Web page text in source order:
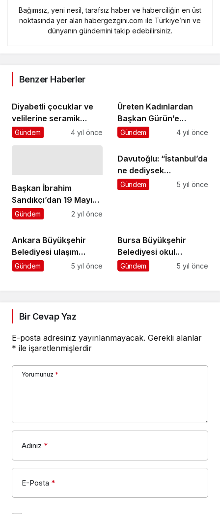
Bağımsız, yeni nesil, tarafsız haber ve haberciliğin en üst
noktasında yer alan habergezgini.com ile Türkiye’nin ve
dünyanın gündemini takip edebilirsiniz.
Benzer Haberler
Diyabetli çocuklar ve
velilerine seramik
atölyesi ile kutlama
Gündem 4 yıl önce
Üreten Kadınlardan
Başkan Gürün’e
Ziyaret
Gündem 4 yıl önce
Başkan İbrahim
Sandıkçı’dan 19 Mayıs
Mesajı
Gündem 2 yıl önce
Davutoğlu: “İstanbul’da
ne dediysek
Diyarbakır’da aynısını
Gündem 5 yıl önce
Ankara Büyükşehir
Belediyesi ulaşım
esnafına hijyen
Gündem 5 yıl önce
Bursa Büyükşehir
Belediyesi okul
bahçelerine portatif
Gündem 5 yıl önce
Bir Cevap Yaz
E-posta adresiniz yayınlanmayacak. Gerekli alanlar
* ile işaretlenmişlerdir
Yorumunuz *
Adınız *
E-Posta *